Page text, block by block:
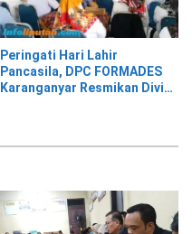
Peringati Hari Lahir
Pancasila, DPC FORMADES
Karanganyar Resmikan Divisi